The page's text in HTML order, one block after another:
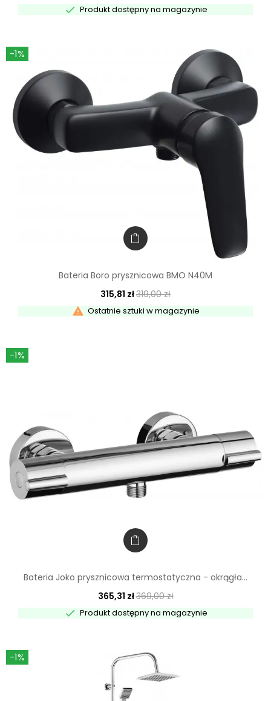
 Produkt dostępny na magazynie
-1%
Bateria Boro prysznicowa BMO N40M
315,81 zł319,00 zł
 Ostatnie sztuki w magazynie
-1%
Bateria Joko prysznicowa termostatyczna - okrągła...
365,31 zł369,00 zł
 Produkt dostępny na magazynie
-1%